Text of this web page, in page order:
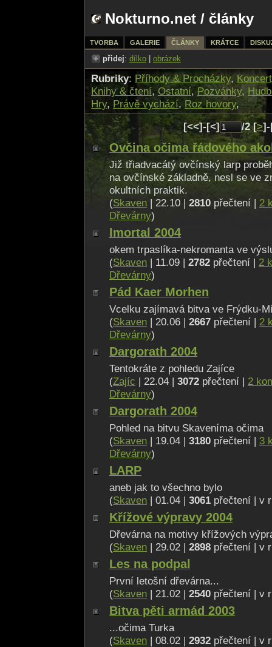
Nokturno.net / články
TVORBA GALERIE ČLÁNKY KRÁTCE
přidej: dílko obrázek
Rubriky: Příhody & Procházky,
Knihy & čtení, Ostatní,Pozvánky,
Hry, Právě vychází, Roz hovory,
[<<]-[<]
/2 [>
Ovčina očima řádového
Již třiadvacátý ovčínský larp
na ovčínské základně, nesl se ve
okultních praktik.
(Skaven | 22.10 | 2810 přečtení | 2
Dřevárny)
Imortal 2004
okem trpaslíka-nekromanta ve
(Skaven | 11.09 | 2782 přečtení | 2
Dřevárny)
Pád Kaer Morhen
Vcelku zajímavá bitva ve Frýdku-
(Skaven | 20.06 | 2667 přečtení | 2
Dřevárny)
Dargorath 2004
Tentokráte z pohledu Zajíce
(Zajíc | 22.04 | 3072 přečtení | 2
Dřevárny)
Dargorath 2004
Pohled na bitvu Skaveníma očima
(Skaven | 19.04 | 3180 přečtení | 3
Dřevárny)
LARP
aneb jak to všechno bylo
(Skaven | 01.04 | 3061 přečtení | v
Křížové výpravy 2004
Dřevárna na motivy křížových
(Skaven | 29.02 | 2898 přečtení | v
Les na podpal
První letošní dřevárna...
(Skaven | 21.02 | 2540 přečtení | v
Bitva pěti armád 2003
...očima Turka
(Skaven | 08.02 | 2932 přečtení | v